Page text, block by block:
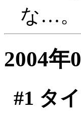
な…。
2004年
#1 タ